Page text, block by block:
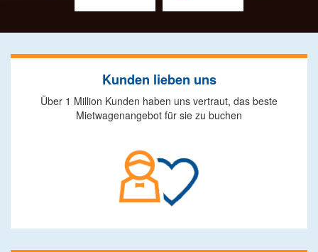
Kunden lieben uns
Über 1 Million Kunden haben uns vertraut, das beste
Mietwagenangebot für sie zu buchen